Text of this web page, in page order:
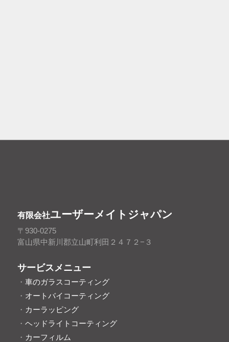
有限会社ユーザーメイトジャパン
〒930-0275
富山県中新川郡立山町利田２４７２−３
サービスメニュー
・ 車のガラスコーティング
・ オートバイコーティング
・ カーラッピング
・ ヘッドライトコーティング
・ カーフィルム